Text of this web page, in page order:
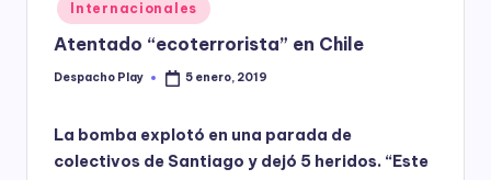
y
in
Internacionales
Atentado “ecoterrorista” en Chile
Posted
Despacho Play 5 enero, 2019
La bomba explotó en una parada de
colectivos de Santiago y dejó 5 heridos. “Este